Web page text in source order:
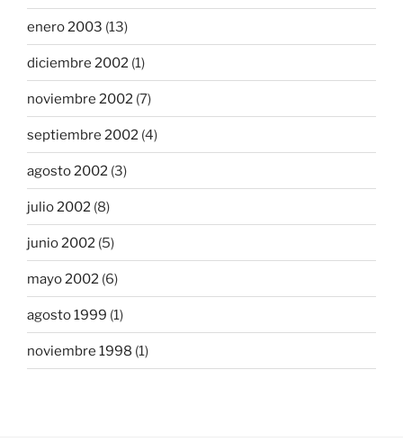
enero 2003 (13)
diciembre 2002 (1)
noviembre 2002 (7)
septiembre 2002 (4)
agosto 2002 (3)
julio 2002 (8)
junio 2002 (5)
mayo 2002 (6)
agosto 1999 (1)
noviembre 1998 (1)